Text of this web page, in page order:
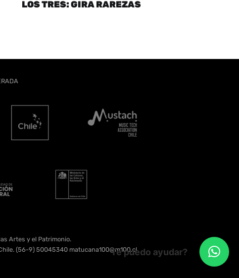
LOS TRES: GIRA RAREZAS
Artes y el Patrimonio.
(56-9) 50045340 matucana100@m100.clTe puedo ayudar?